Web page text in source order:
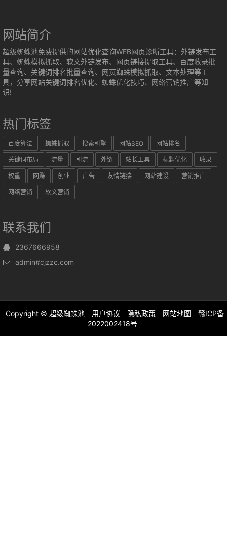
网站简介
超级蜘蛛池免费提供的网站优化查询WEB网页诊断工具：外链发布工
具、蜘蛛模拟抓取、软文外链发布、网页链接提取工具、百度收录批
量查询、关键词排名批量查询、网页蜘蛛模拟抓取、文本处理等工
具，分享网站关键词排名优化、蜘蛛优化技巧、网络营销推广等知
识!
热门标签
百度算法 蜘蛛抓取 搜索引擎 网站SEO 网站排名
关键词布局 流量 引流 外链 站长工具 标题优化 收录
权重 网赚 创业 广告 友情链接 网站建设 营销推广
网络营销 软文营销
联系我们
2367666958
admin#cjzzc.com
Copyright © 超级蜘蛛池 用户协议 隐私政策 网站地图
赣ICP备
2022002418号